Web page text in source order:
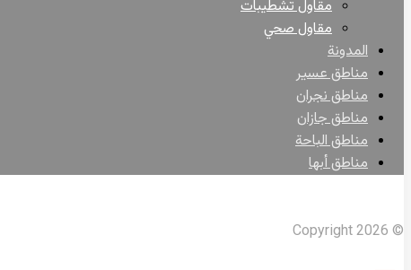
مقاول تشطيبات
مقاول صحي
المدونة
مناطق عسير
مناطق نجران
مناطق جازان
مناطق الباحة
مناطق أبها
© Copyright 2026